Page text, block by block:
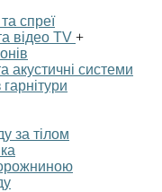
спреї
відео TV +
акустичні системи
за тілом